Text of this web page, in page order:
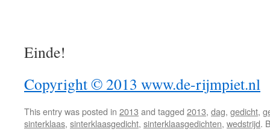
Einde!
Copyright © 2013 www.de-rijmpiet.nl
This entry was posted in 2013 and tagged 2013, dag, gedicht,
sinterklaas, sinterklaasgedicht, sinterklaasgedichten, wedstrijd.